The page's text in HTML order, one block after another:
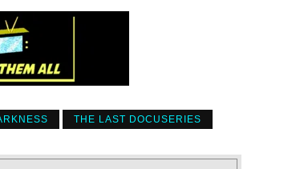
THE LAST DOCUSERIES